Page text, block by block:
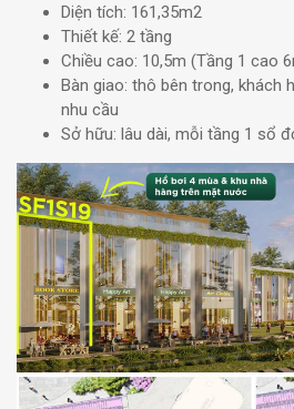
Diện tích: 161,35m2
Thiết kế: 2 tầng
Chiều cao: 10,5m (Tầng 1 cao
Bàn giao: thô bên trong, khách
nhu cầu
Sở hữu: lâu dài, mỗi tầng 1 sổ